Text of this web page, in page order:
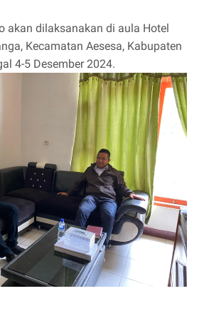
akan dilaksanakan di aula Hotel
Kecamatan Aesesa, Kabupaten
4-5 Desember 2024.